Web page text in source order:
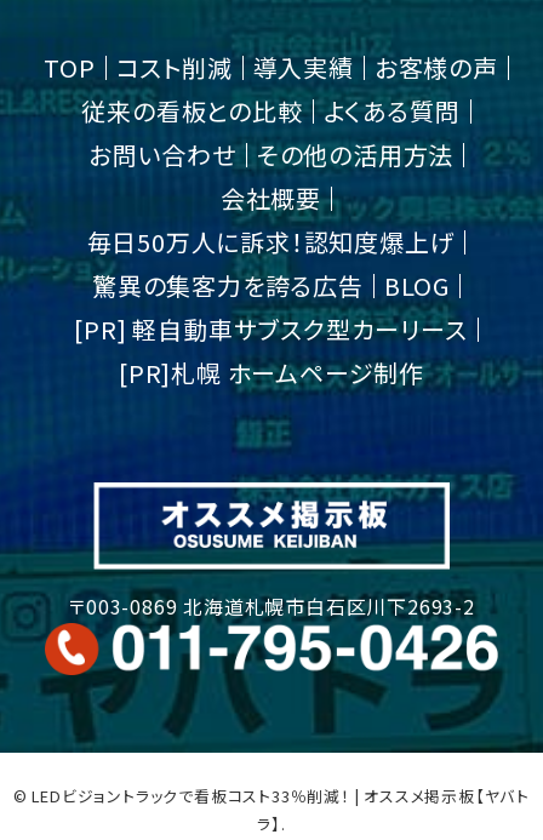
TOP コスト削減 導入実績
お客様の声
従来の看板との比較 よくある質問
お問い合わせ
その他の活用方法
会社概要
毎日50万人に訴求！認知度爆上げ
驚異の集客力を誇る広告
BLOG
[PR] 軽自動車サブスク型カーリース
[PR]札幌 ホームページ制作
〒003-0869 北海道札幌市白石区川下2693-2
© LEDビジョントラックで看板コスト33％削減！ | オススメ掲示板【ヤバト
ラ】.